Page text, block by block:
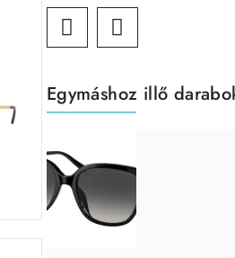
Egymáshoz illő